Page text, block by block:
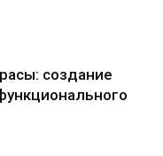
создание